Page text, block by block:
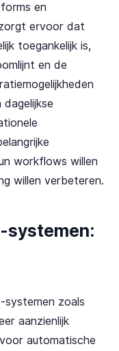
en
ervoor dat
toegankelijk is,
en de
workflows willen
willen verbeteren.
systemen:
systemen zoals
aanzienlijk
automatische